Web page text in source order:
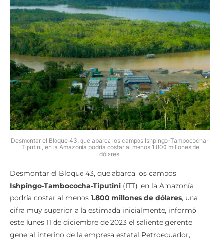
Desmontar el Bloque 43, que abarca los campos Ishpingo-Tambococha-
Tiputini, en la Amazonía podría costar al menos 1.800 millones de
dólares.
Desmontar el Bloque 43, que abarca los campos
Ishpingo-Tambococha-Tiputini (ITT), en la Amazonía
podría costar al menos 1.800 millones de dólares, una
cifra muy superior a la estimada inicialmente, informó
este lunes 11 de diciembre de 2023 el saliente gerente
general interino de la empresa estatal Petroecuador,